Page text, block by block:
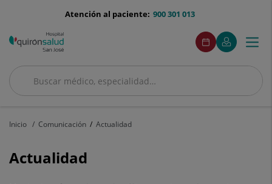
menu-
900 301 013
Atención al paciente:
Buscar
Buscar
menuAcceso
Pedir
cita
Este
enlace
se
en
Mi
Quirónsalud
Este
enlace
se
en
ventana
nueva.
Menú
Inicio Comunicación Actualidad
Actualidad